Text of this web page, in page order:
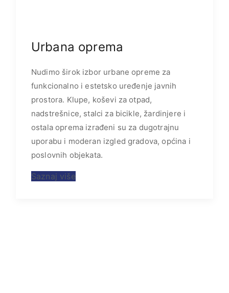
Urbana oprema
Nudimo širok izbor urbane opreme za
funkcionalno i estetsko uređenje javnih
prostora. Klupe, koševi za otpad,
nadstrešnice, stalci za bicikle, žardinjere i
ostala oprema izrađeni su za dugotrajnu
uporabu i moderan izgled gradova, općina i
poslovnih objekata.
Saznaj više